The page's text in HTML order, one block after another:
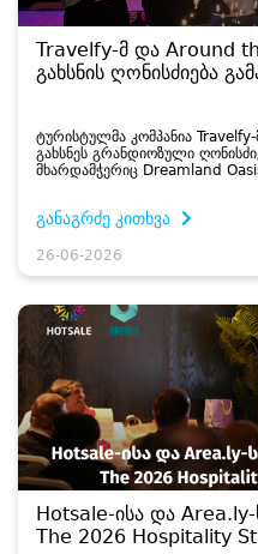
Travelfy-მ და Around
გახსნის ღონისძიება
ტურისტულმა კომპანია
გახსნეს გრანდიოზული
მხარდამჭერიც Dreamland
განაგრძე კითხვა
26-06-2026
Hotsale-ისა და
The 2026 Hospitality